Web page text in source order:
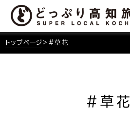
トップページ > #草花
#草花